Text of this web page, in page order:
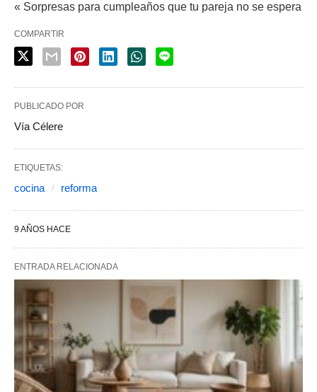
« Sorpresas para cumpleaños que tu pareja no se espera
COMPARTIR
PUBLICADO POR
Vía Célere
ETIQUETAS:
cocina reforma
9 AÑOS HACE
ENTRADA RELACIONADA